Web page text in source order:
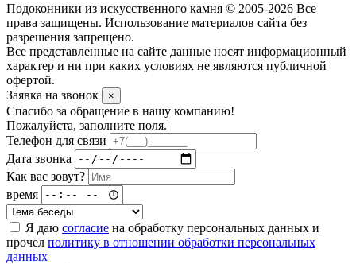
Подоконники из искусственного камня © 2005-2026 Все
права защищены. Использование материалов сайта без
разрешения запрещено.
Все представленные на сайте данные носят информационный
характер и ни при каких условиях не являются публичной
офертой.
Заявка на звонок
×
Спасибо за обращение в нашу компанию!
Пожалуйста, заполните поля.
Телефон для связи
Дата звонка
Как вас зовут?
время
Я даю согласие на обработку персональных данных и
прочел политику в отношении обработки персональных
данных